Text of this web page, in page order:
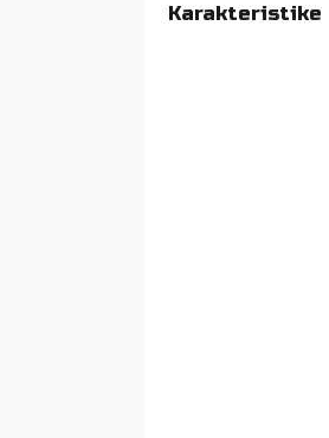
Karakteristike